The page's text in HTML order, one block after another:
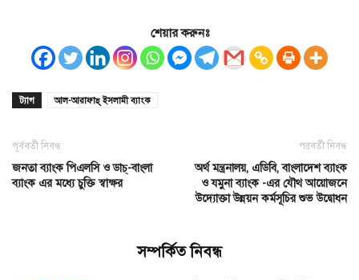
শেয়ার করুনঃ
ট্যাগ আল-আরাফাহ্ ইসলামী ব্যাংক
পূর্ববর্তী নিবন্ধ
জনতা ব্যাংক পিএলসি ও ডাচ্-বাংলা
ব্যাংক এর মধ্যে চুক্তি স্বাক্ষর
পরবর্তী নিবন্ধ
অর্থ মন্ত্রনালয়, এডিবি, বাংলাদেশ ব্যাংক
ও যমুনা ব্যাংক -এর যৌথ আয়োজনে
উদ্যোক্তা উন্নয়ন কর্মসূচির শুভ উদ্বোধন
সম্পর্কিত নিবন্ধ